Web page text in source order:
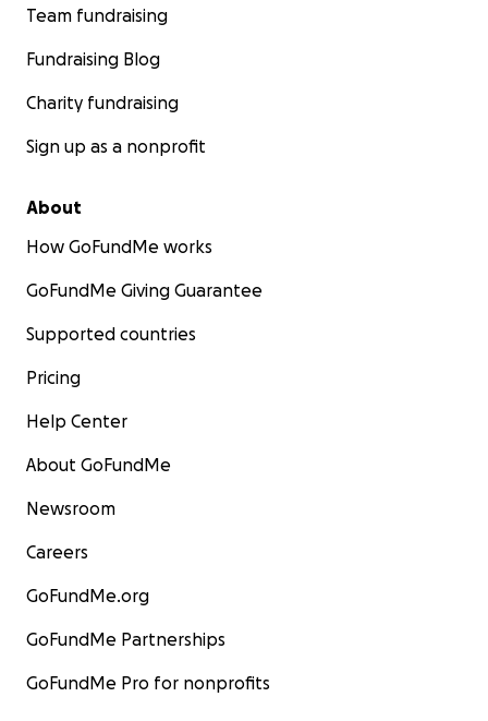
Team fundraising
Fundraising Blog
Charity fundraising
Sign up as a nonprofit
About
How GoFundMe works
GoFundMe Giving Guarantee
Supported countries
Pricing
Help Center
About GoFundMe
Newsroom
Careers
GoFundMe.org
GoFundMe Partnerships
GoFundMe Pro for nonprofits